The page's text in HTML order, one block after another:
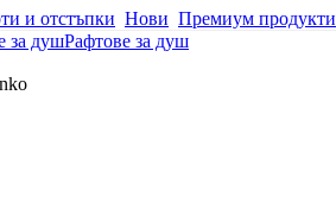
и отстъпки Нови Премиум продукти
за душРафтове за душ